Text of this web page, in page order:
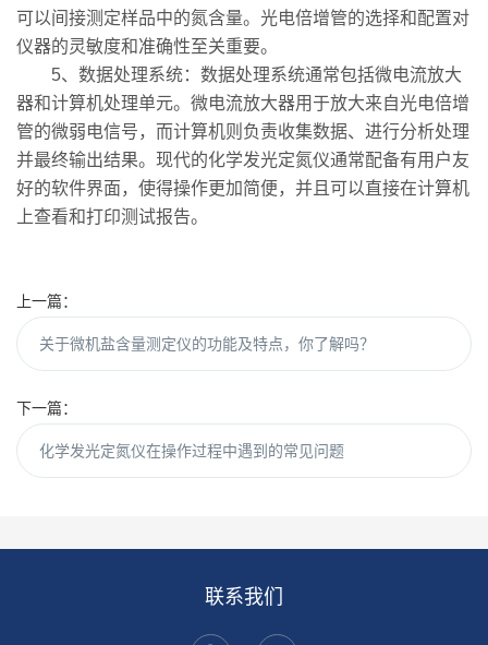
可以间接测定样品中的氮含量。光电倍增管的选择和配置对
仪器的灵敏度和准确性至关重要。
5、数据处理系统：数据处理系统通常包括微电流放大
器和计算机处理单元。微电流放大器用于放大来自光电倍增
管的微弱电信号，而计算机则负责收集数据、进行分析处理
并最终输出结果。现代的化学发光定氮仪通常配备有用户友
好的软件界面，使得操作更加简便，并且可以直接在计算机
上查看和打印测试报告。
上一篇：
关于微机盐含量测定仪的功能及特点，你了解吗？
下一篇：
化学发光定氮仪在操作过程中遇到的常见问题
联系我们